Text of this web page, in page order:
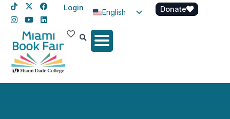
Login
English
Spanish
Donate